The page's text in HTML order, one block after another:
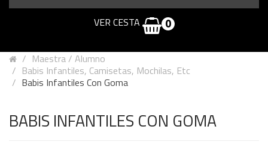
VER CESTA 0
Maestra / Alumno
Babis Infantiles, Camisetas, Mochilas, Etc
Babis Infantiles Con Goma
BABIS INFANTILES CON GOMA